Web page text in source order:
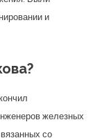
и
железных
со